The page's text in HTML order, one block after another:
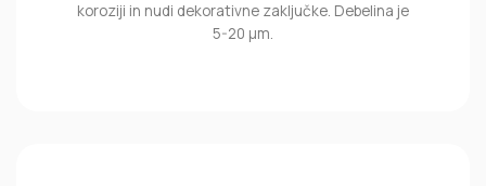
koroziji in nudi dekorativne zaključke. Debelina je
5-20 μm.